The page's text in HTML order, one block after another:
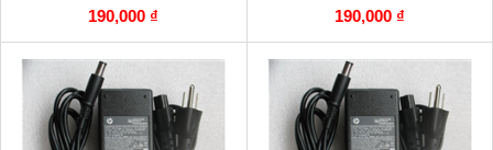
190,000 ₫
190,000 ₫